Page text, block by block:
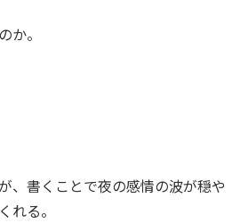
か。
、書くことで夜の感情の波が穏や
れる。